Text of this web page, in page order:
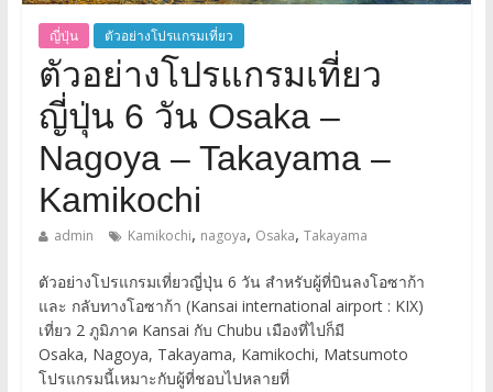
ญี่ปุ่น ตัวอย่างโปรแกรมเที่ยว
ตัวอย่างโปรแกรมเที่ยว
ญี่ปุ่น 6 วัน Osaka –
Nagoya – Takayama –
Kamikochi
admin Kamikochi, nagoya, Osaka, Takayama
ตัวอย่างโปรแกรมเที่ยวญี่ปุ่น 6 วัน สำหรับผู้ที่บินลงโอซาก้า
และ กลับทางโอซาก้า (Kansai international airport : KIX)
เที่ยว 2 ภูมิภาค Kansai กับ Chubu เมืองที่ไปก็มี
Osaka, Nagoya, Takayama, Kamikochi, Matsumoto
โปรแกรมนี้เหมาะกับผู้ที่ชอบไปหลายที่